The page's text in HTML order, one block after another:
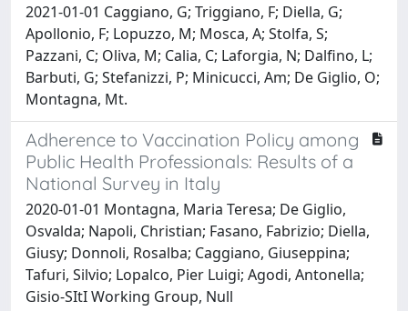
2021-01-01 Caggiano, G; Triggiano, F; Diella, G;
Apollonio, F; Lopuzzo, M; Mosca, A; Stolfa, S;
Pazzani, C; Oliva, M; Calia, C; Laforgia, N; Dalfino, L;
Barbuti, G; Stefanizzi, P; Minicucci, Am; De Giglio, O;
Montagna, Mt.
Adherence to Vaccination Policy among
Public Health Professionals: Results of a
National Survey in Italy
2020-01-01 Montagna, Maria Teresa; De Giglio,
Osvalda; Napoli, Christian; Fasano, Fabrizio; Diella,
Giusy; Donnoli, Rosalba; Caggiano, Giuseppina;
Tafuri, Silvio; Lopalco, Pier Luigi; Agodi, Antonella;
Gisio-SItI Working Group, Null